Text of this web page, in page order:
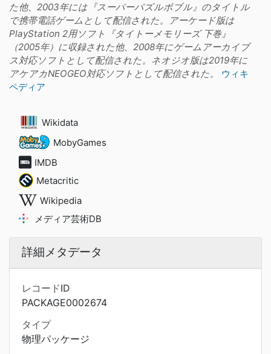
た他、2003年には『スーパーパズルボブル』のタイトル
で携帯電話ゲームとして配信された。アーケード版は
PlayStation 2用ソフト『タイトーメモリーズ 下巻』
（2005年）に収録された他、2008年にゲームアーカイブ
ス対応ソフトとして配信された。ネオジオ版は2019年に
アケアカNEOGEO対応ソフトとして配信された。
ウィキ
ペディア
Wikidata
MobyGames
IMDB
Metacritic
Wikipedia
メディア芸術DB
詳細メタデータ
レコードID
PACKAGE0002674
タイプ
物理パッケージ